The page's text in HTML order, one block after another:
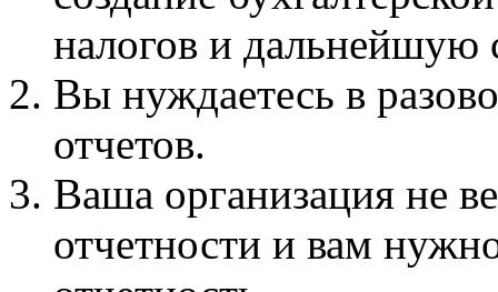
налогов и дальнейшую
Вы нуждаетесь в
отчетов.
Ваша организация не
отчетности и вам